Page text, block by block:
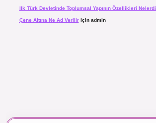
Ilk Türk Devletinde Toplumsal Yapının Özellikleri
Çene Altına Ne Ad Veriliriçin admin